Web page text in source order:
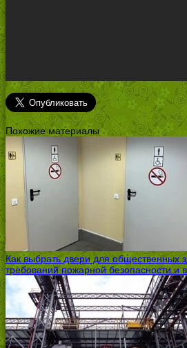
Похожие материалы
Как выбрать двери для общественных
требований пожарной безопасности и